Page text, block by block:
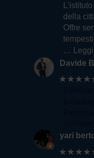
della
Offre
… Leggi
Davide
yari